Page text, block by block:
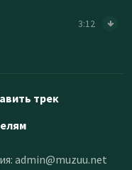
3:12
трек
admin@muzuu.net